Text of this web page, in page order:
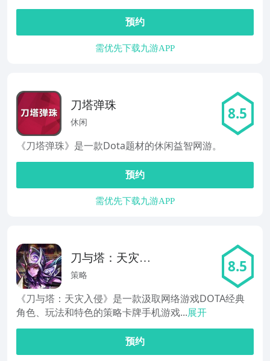
预约
需优先下载九游APP
刀塔弹珠
休闲 8.5
《刀塔弹珠》是一款Dota题材的休闲益智网游。
预约
需优先下载九游APP
刀与塔：天灾来
袭
策略 8.5
《刀与塔：天灾入侵》是一款汲取网络游戏DOTA经典
角色、玩法和特色的策略卡牌手机游戏...展开
预约